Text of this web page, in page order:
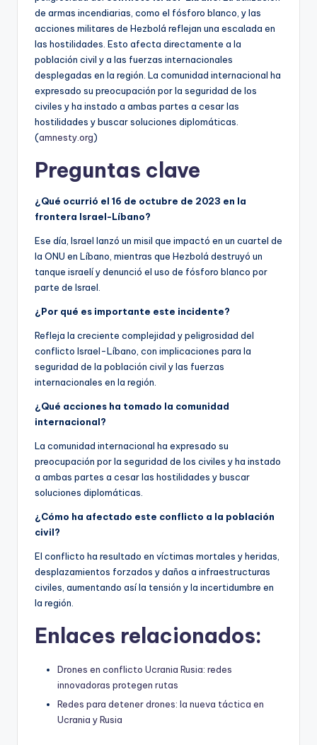
de armas incendiarias, como el fósforo blanco, y las
acciones militares de Hezbolá reflejan una escalada en
las hostilidades. Esto afecta directamente a la
población civil y a las fuerzas internacionales
desplegadas en la región. La comunidad internacional ha
expresado su preocupación por la seguridad de los
civiles y ha instado a ambas partes a cesar las
hostilidades y buscar soluciones diplomáticas.
(amnesty.org)
Preguntas clave
¿Qué ocurrió el 16 de octubre de 2023 en la
frontera Israel-Líbano?
Ese día, Israel lanzó un misil que impactó en un cuartel de
la ONU en Líbano, mientras que Hezbolá destruyó un
tanque israelí y denunció el uso de fósforo blanco por
parte de Israel.
¿Por qué es importante este incidente?
Refleja la creciente complejidad y peligrosidad del
conflicto Israel-Líbano, con implicaciones para la
seguridad de la población civil y las fuerzas
internacionales en la región.
¿Qué acciones ha tomado la comunidad
internacional?
La comunidad internacional ha expresado su
preocupación por la seguridad de los civiles y ha instado
a ambas partes a cesar las hostilidades y buscar
soluciones diplomáticas.
¿Cómo ha afectado este conflicto a la población
civil?
El conflicto ha resultado en víctimas mortales y heridas,
desplazamientos forzados y daños a infraestructuras
civiles, aumentando así la tensión y la incertidumbre en
la región.
Enlaces relacionados:
Drones en conflicto Ucrania Rusia: redes
innovadoras protegen rutas
Redes para detener drones: la nueva táctica en
Ucrania y Rusia